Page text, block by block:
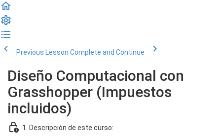
Previous Lesson Complete and Continue
Diseño Computacional con
Grasshopper (Impuestos
incluidos)
1. Descripción de este curso: